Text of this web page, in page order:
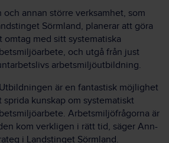
och annan större verksamhet, som
Sörmland, planerar att göra
omtag med sitt systematiska
och utgå från just
arbetsmiljöutbildning.
är en fantastisk möjlighet
sprida kunskap om systematiskt
Arbetsmiljöfrågorna är
kom verkligen i rätt tid, säger Ann-
i Landstinget Sörmland.